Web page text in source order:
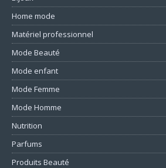
Home mode
Matériel professionnel
Mode Beauté
Mode enfant
Mode Femme
Mode Homme
Nutrition
Parfums
Produits Beauté